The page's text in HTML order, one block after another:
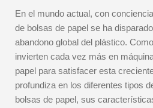
En el mundo actual, con
de bolsas de papel se ha
abandono global del plástico.
invierten cada vez más en
papel para satisfacer esta
profundiza en los diferentes tipos
bolsas de papel, sus